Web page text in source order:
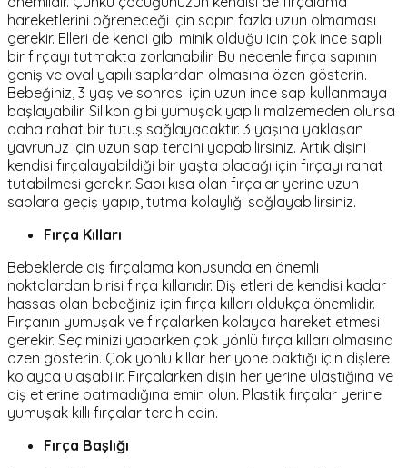
hareketlerini öğreneceği için sapın fazla uzun olmaması
gerekir. Elleri de kendi gibi minik olduğu için çok ince saplı
bir fırçayı tutmakta zorlanabilir. Bu nedenle fırça sapının
geniş ve oval yapılı saplardan olmasına özen gösterin.
Bebeğiniz, 3 yaş ve sonrası için uzun ince sap kullanmaya
başlayabilir. Silikon gibi yumuşak yapılı malzemeden olursa
daha rahat bir tutuş sağlayacaktır. 3 yaşına yaklaşan
yavrunuz için uzun sap tercihi yapabilirsiniz. Artık dişini
kendisi fırçalayabildiği bir yaşta olacağı için fırçayı rahat
tutabilmesi gerekir. Sapı kısa olan fırçalar yerine uzun
saplara geçiş yapıp, tutma kolaylığı sağlayabilirsiniz.
Fırça Kılları
Bebeklerde diş fırçalama konusunda en önemli
noktalardan birisi fırça kıllarıdır. Diş etleri de kendisi kadar
hassas olan bebeğiniz için fırça kılları oldukça önemlidir.
Fırçanın yumuşak ve fırçalarken kolayca hareket etmesi
gerekir. Seçiminizi yaparken çok yönlü fırça kılları olmasına
özen gösterin. Çok yönlü kıllar her yöne baktığı için dişlere
kolayca ulaşabilir. Fırçalarken dişin her yerine ulaştığına ve
diş etlerine batmadığına emin olun. Plastik fırçalar yerine
yumuşak kıllı fırçalar tercih edin.
Fırça Başlığı